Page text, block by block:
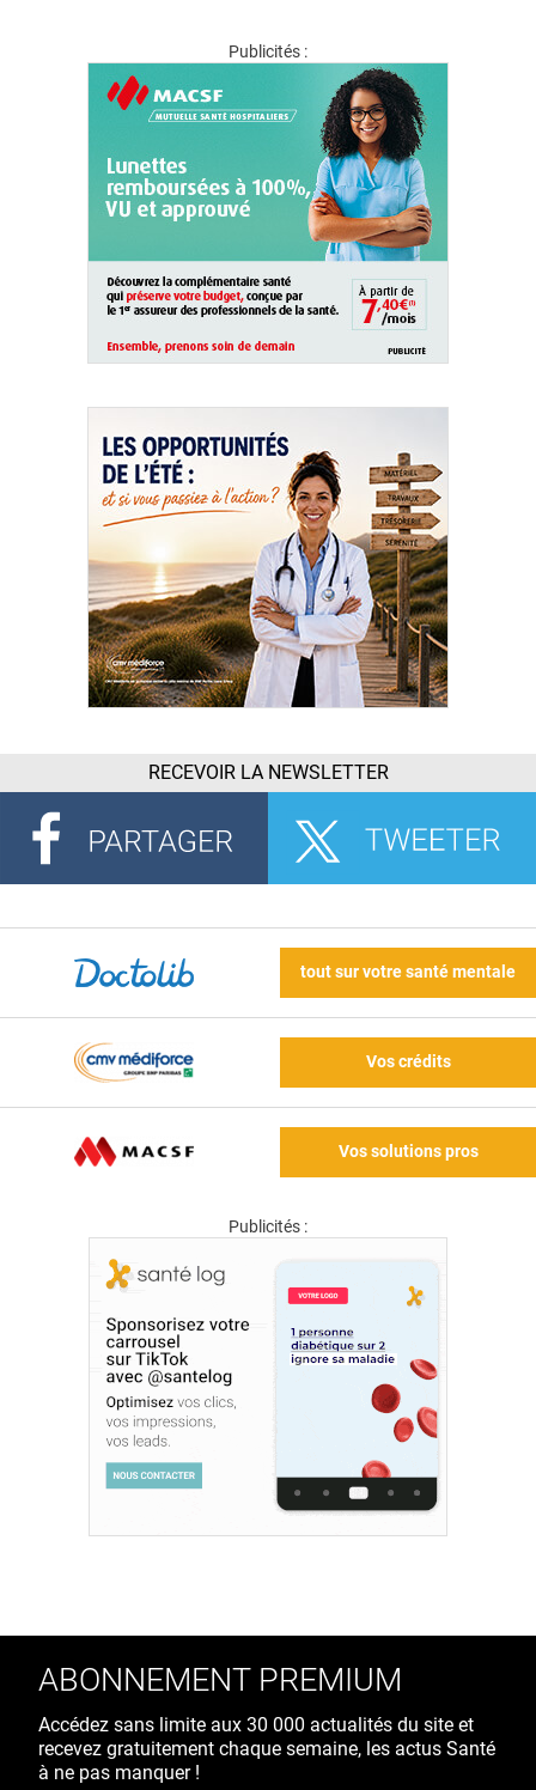
Publicités :
RECEVOIR LA NEWSLETTER
tout sur votre santé mentale
Vos crédits
Vos solutions pros
Publicités :
ABONNEMENT PREMIUM
Accédez sans limite aux 30 000 actualités du site et
recevez gratuitement chaque semaine, les actus Santé
à ne pas manquer !